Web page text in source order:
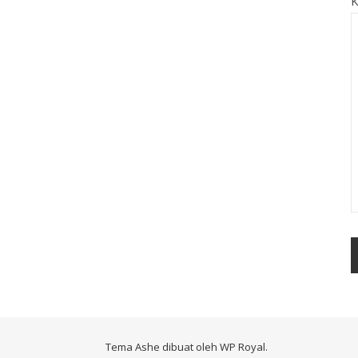
Tema Ashe dibuat oleh WP Royal.